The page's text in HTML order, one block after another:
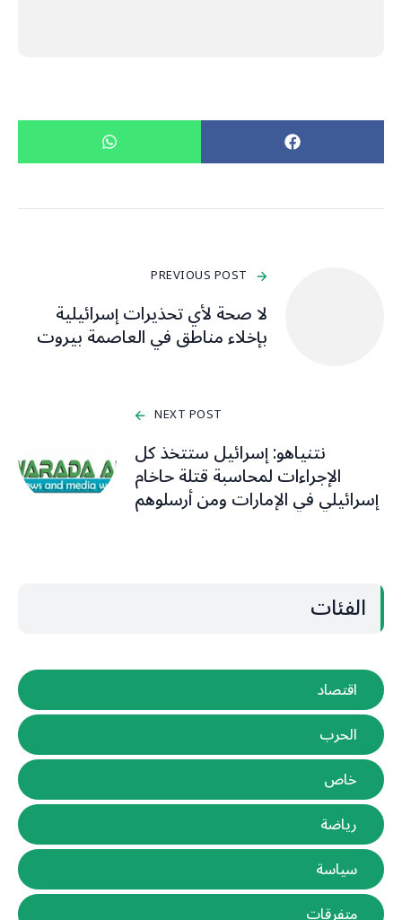
PREVIOUS POST
لا صحة لأي تحذيرات إسرائيلية
بإخلاء مناطق في العاصمة بيروت
NEXT POST
نتنياهو: إسرائيل ستتخذ كل
الإجراءات لمحاسبة قتلة حاخام
إسرائيلي في الإمارات ومن أرسلوهم
الفئات
اقتصاد
الحرب
خاص
رياضة
سياسة